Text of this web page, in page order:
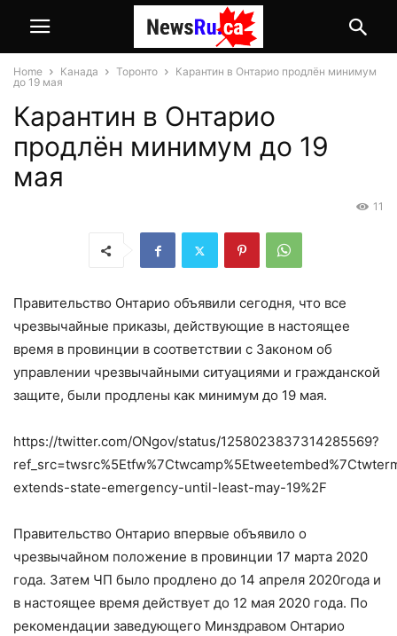
Home Канада Торонто
Карантин в Онтарио продлён минимум
до 19 мая
Карантин в Онтарио
продлён минимум до 19
мая
11
Правительство Онтарио объявили сегодня, что все
чрезвычайные приказы, действующие в настоящее
время в провинции в соответствии с Законом об
управлении чрезвычайными ситуациями и гражданской
защите, были продлены как минимум до 19 мая.
https://twitter.com/ONgov/status/1258023837314285569?
extends-state-emergency-until-least-may-19%2F
Правительство Онтарио впервые объявило о
чрезвычайном положение в провинции 17 марта 2020
года. Затем ЧП было продлено до 14 апреля 2020года и
в настоящее время действует до 12 мая 2020 года. По
рекомендации заведующего Минздравом Онтарио